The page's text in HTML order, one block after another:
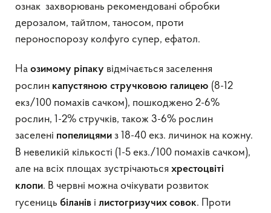
ознак захворювань рекомендовані обробки
дерозалом, тайтлом, таносом, проти
пероноспорозу колфуго супер, ефатол.
На озимому ріпаку відмічається заселення
рослин капустяною стручковою галицею (8-12
екз/100 помахів сачком), пошкоджено 2-6%
рослин, 1-2% стручків, також 3-6% рослин
заселені попелицями з 18-40 екз. личинок на кожну.
В невеликій кількості (1-5 екз./100 помахів сачком),
але на всіх площах зустрічаються хрестоцвіті
клопи. В червні можна очікувати розвиток
гусениць біланів і листогризучих совок. Проти